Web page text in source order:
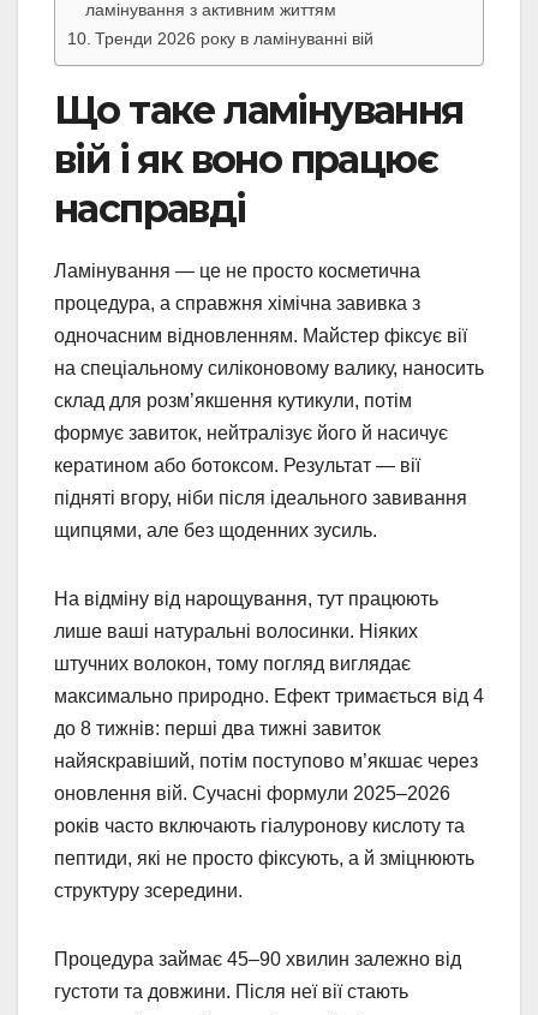
ламінування з активним життям
Тренди 2026 року в ламінуванні вій
Що таке ламінування
вій і як воно працює
насправді
Ламінування — це не просто косметична
процедура, а справжня хімічна завивка з
одночасним відновленням. Майстер фіксує вії
на спеціальному силіконовому валику, наносить
склад для розм’якшення кутикули, потім
формує завиток, нейтралізує його й насичує
кератином або ботоксом. Результат — вії
підняті вгору, ніби після ідеального завивання
щипцями, але без щоденних зусиль.
На відміну від нарощування, тут працюють
лише ваші натуральні волосинки. Ніяких
штучних волокон, тому погляд виглядає
максимально природно. Ефект тримається від 4
до 8 тижнів: перші два тижні завиток
найяскравіший, потім поступово м’якшає через
оновлення вій. Сучасні формули 2025–2026
років часто включають гіалуронову кислоту та
пептиди, які не просто фіксують, а й зміцнюють
структуру зсередини.
Процедура займає 45–90 хвилин залежно від
густоти та довжини. Після неї вії стають